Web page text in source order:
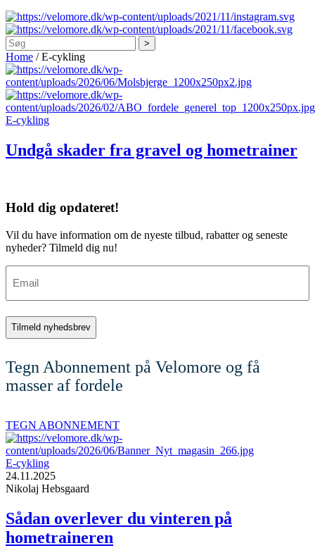
Søg
Home /E-cykling
E-cykling
Undgå skader fra gravel og hometrainer
Hold dig opdateret!
Vil du have information om de nyeste tilbud, rabatter og seneste
nyheder? Tilmeld dig nu!
Tegn Abonnement på Velomore og få
masser af fordele
TEGN ABONNEMENT
E-cykling
24.11.2025
Nikolaj Hebsgaard
Sådan overlever du vinteren på
hometraineren